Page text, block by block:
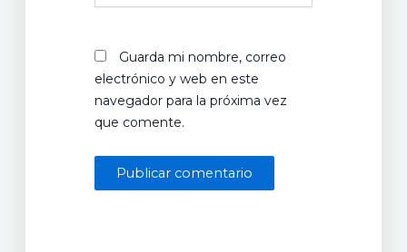
Guarda mi nombre, correo
electrónico y web en este
navegador para la próxima vez
que comente.